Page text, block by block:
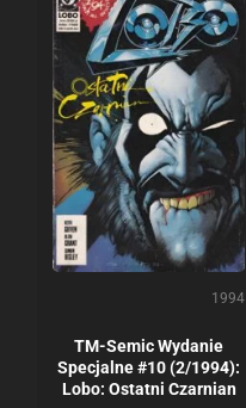
1994
TM-Semic Wydanie
Specjalne #10 (2/1994):
Lobo: Ostatni Czarnian